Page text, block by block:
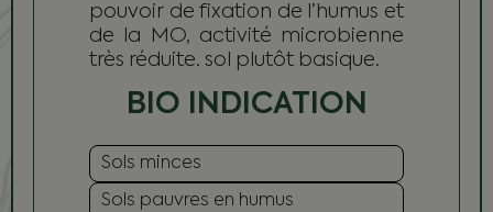
pouvoir de fixation de l’humus et
de la MO, activité microbienne
très réduite. sol plutôt basique.
BIO INDICATION
Sols minces
Sols pauvres en humus